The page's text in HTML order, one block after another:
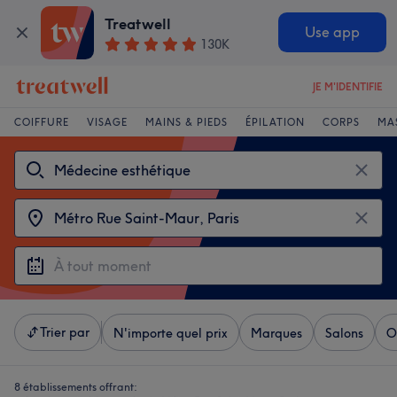
Treatwell
130K
Use app
JE M'IDENTIFIE
COIFFURE VISAGE MAINS & PIEDS ÉPILATION CORPS
Trier par N'importe quel prix Marques Salons
8 établissements offrant: